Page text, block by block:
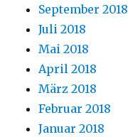
September 2018
Juli 2018
Mai 2018
April 2018
März 2018
Februar 2018
Januar 2018